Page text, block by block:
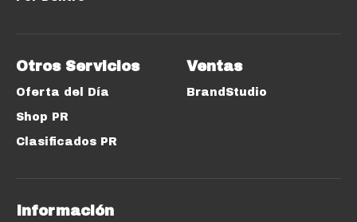
Otros Servicios
Oferta del Día
Shop PR
Clasificados PR
Ventas
BrandStudio
Información